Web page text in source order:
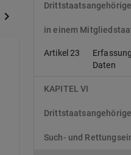
in einem
Artikel 23
Daten
KAPITEL VI
Such- und